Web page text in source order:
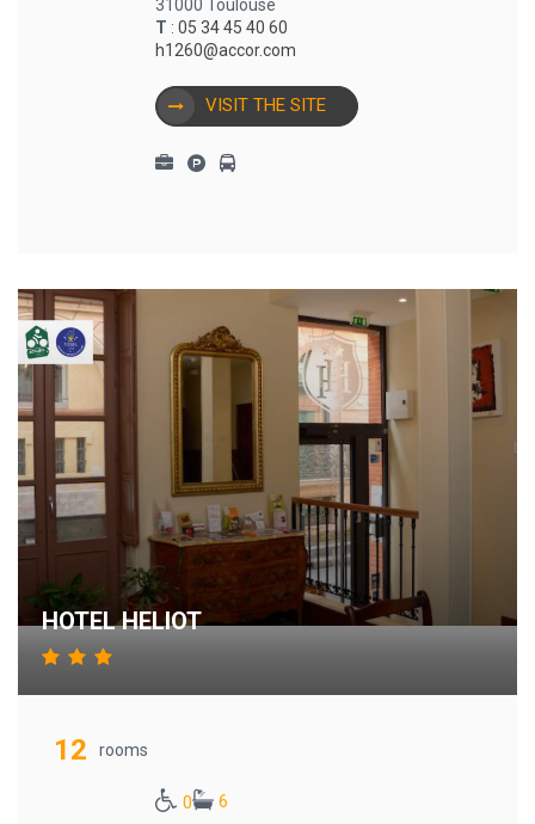
31000 Toulouse
T : 05 34 45 40 60
h1260@accor.com
VISIT THE SITE
HOTEL HELIOT
12 rooms
0
6